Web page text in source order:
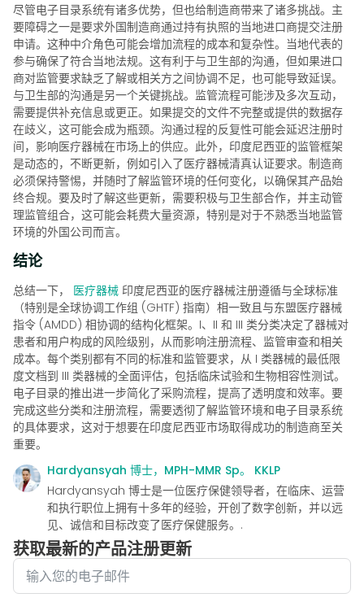
尽管电子目录系统有诸多优势，但也给制造商带来了诸多挑战。主
要障碍之一是要求外国制造商通过持有执照的当地进口商提交注册
申请。这种中介角色可能会增加流程的成本和复杂性。当地代表的
参与确保了符合当地法规。这有利于与卫生部的沟通，但如果进口
商对监管要求缺乏了解或相关方之间协调不足，也可能导致延误。
与卫生部的沟通是另一个关键挑战。监管流程可能涉及多次互动，
需要提供补充信息或更正。如果提交的文件不完整或提供的数据存
在歧义，这可能会成为瓶颈。沟通过程的反复性可能会延迟注册时
间，影响医疗器械在市场上的供应。此外，印度尼西亚的监管框架
是动态的，不断更新，例如引入了医疗器械清真认证要求。制造商
必须保持警惕，并随时了解监管环境的任何变化，以确保其产品始
终合规。要及时了解这些更新，需要积极与卫生部合作，并主动管
理监管组合，这可能会耗费大量资源，特别是对于不熟悉当地监管
环境的外国公司而言。
结论
总结一下， 医疗器械 印度尼西亚的医疗器械注册遵循与全球标准
（特别是全球协调工作组 (GHTF) 指南）相一致且与东盟医疗器械
指令 (AMDD) 相协调的结构化框架。I、II 和 III 类分类决定了器械对
患者和用户构成的风险级别，从而影响注册流程、监管审查和相关
成本。每个类别都有不同的标准和监管要求，从 I 类器械的最低限
度文档到 III 类器械的全面评估，包括临床试验和生物相容性测试。
电子目录的推出进一步简化了采购流程，提高了透明度和效率。要
完成这些分类和注册流程，需要透彻了解监管环境和电子目录系统
的具体要求，这对于想要在印度尼西亚市场取得成功的制造商至关
重要。
Hardyansyah 博士，MPH-MMR Sp。 KKLP
Hardyansyah 博士是一位医疗保健领导者，在临床、运营
和执行职位上拥有十多年的经验，开创了数字创新，并以远
见、诚信和目标改变了医疗保健服务。.
获取最新的产品注册更新